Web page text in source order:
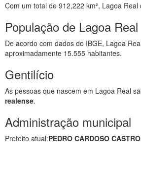
Com um total de 912,222 km², Lagoa
População de Lagoa Real
De acordo com dados do IBGE, Lagoa
aproximadamente 15.555 habitantes.
Gentilício
As pessoas que nascem em Lagoa Real
realense.
Administração municipal
Prefeito atual:PEDRO CARDOSO CASTRO